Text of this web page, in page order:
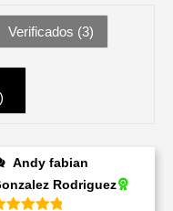
Verificados (3)
Rodriguez